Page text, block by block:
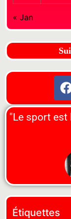
« Jan
"Le sport
Étiquettes